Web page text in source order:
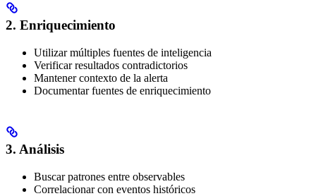
2. Enriquecimiento
Utilizar múltiples fuentes de inteligencia
Verificar resultados contradictorios
Mantener contexto de la alerta
Documentar fuentes de enriquecimiento
3. Análisis
Buscar patrones entre observables
Correlacionar con eventos históricos